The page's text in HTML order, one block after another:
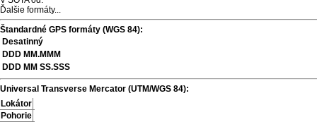
Ďalšie formáty...
Štandardné GPS formáty (WGS 84):
Desatinný
DDD MM.MMM
DDD MM SS.SSS
Universal Transverse Mercator (UTM/WGS 84):
Lokátor
Pohorie